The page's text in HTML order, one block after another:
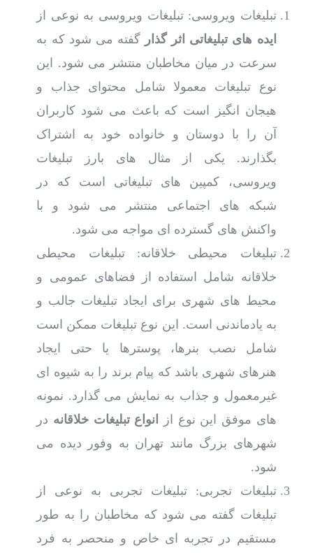
تبلیغات ویروسی: تبلیغات ویروسی به نوعی از
ایده های تبلیغاتی اثر گذار گفته می شود که به
سرعت در میان مخاطبان منتشر می شود. این
نوع تبلیغات معمولا شامل محتوای جذاب و
هیجان انگیز است که باعث می شود کاربران
آن را با دوستان و خانواده خود به اشتراک
بگذارند. یکی از مثال های بارز تبلیغات
ویروسی، کمپین های تبلیغاتی است که در
شبکه های اجتماعی منتشر می شود و با
واکنش های گسترده ای مواجه می شود.
تبلیغات محیطی خلاقانه: تبلیغات محیطی
خلاقانه شامل استفاده از فضاهای عمومی و
محیط های شهری برای ایجاد تبلیغات جالب و
به یادماندنی است. این نوع تبلیغات ممکن است
شامل نصب بنرها، پوسترها یا حتی ایجاد
هنرهای شهری باشد که پیام برند را به شیوه ای
غیرمعمول و جذاب به نمایش می گذارد. نمونه
های موفق این نوع از
انواع تبلیغات خلاقانه در
شهرهای بزرگ مانند تهران به وفور دیده می
شود.
تبلیغات تجربی: تبلیغات تجربی به نوعی از
تبلیغات گفته می شود که مخاطبان را به طور
مستقیم در تجربه ای خاص و منحصر به فرد